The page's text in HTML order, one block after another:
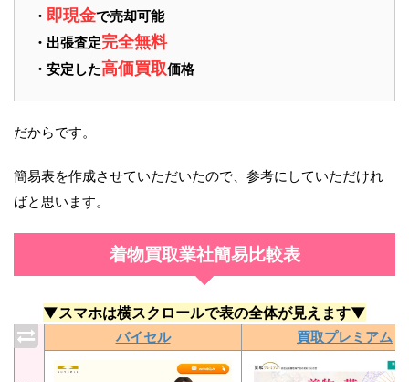
・ 即現金で売却可能
・出張査定完全無料
・安定した高価買取価格
だからです。
簡易表を作成させていただいたので、参考にしていただけれ
ばと思います。
着物買取業社簡易比較表
▼スマホは横スクロールで表の全体が見えます▼
バイセル 買取プレミアム